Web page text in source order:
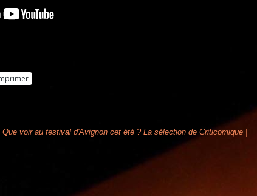
voir au festival d'Avignon cet été ? La sélection de Criticomique |